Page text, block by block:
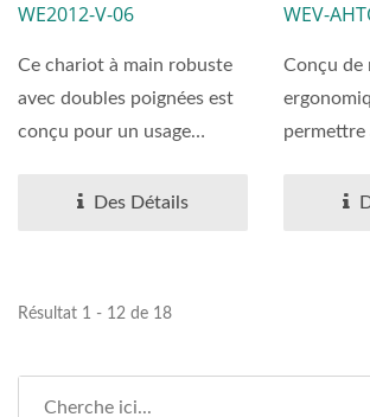
Roues Pneumatiques
Fournisseur De
Chariot À Main
WE2012-V-06
Ce chariot à main robuste
avec doubles poignées est
conçu pour un usage
Des Détails
Avec
Nez,
Lbs.
WEV-
Conçu de
Résultat 1 - 12 de 18